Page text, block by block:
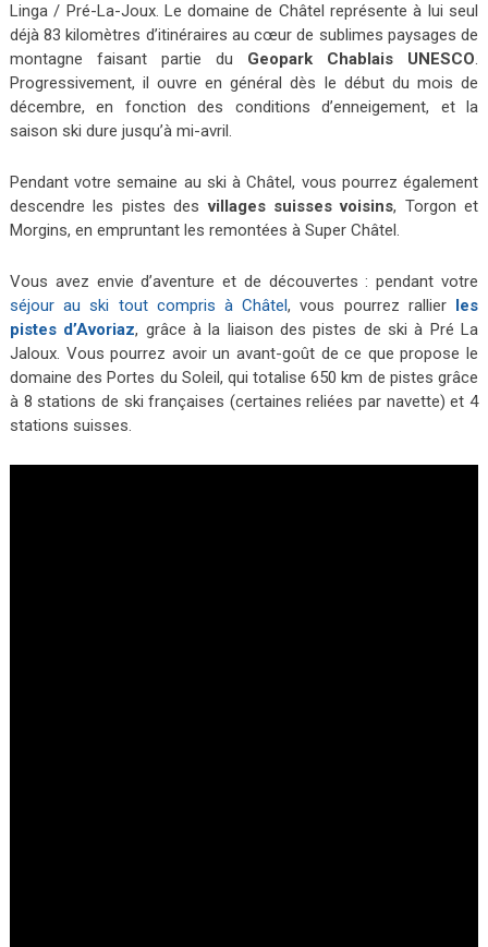
Linga / Pré-La-Joux. Le domaine de Châtel représente à lui seul
déjà 83 kilomètres d’itinéraires au cœur de sublimes paysages de
montagne faisant partie du Geopark Chablais UNESCO.
Progressivement, il ouvre en général dès le début du mois de
décembre, en fonction des conditions d’enneigement, et la
saison ski dure jusqu’à mi-avril.
Pendant votre semaine au ski à Châtel, vous pourrez également
descendre les pistes desvillages suisses voisins, Torgon et
Morgins, en empruntant les remontées à Super Châtel.
Vous avez envie d’aventure et de découvertes : pendant votre
séjour au ski tout compris à Châtel, vous pourrez rallier les
pistes d’Avoriaz, grâce à la liaison des pistes de ski à Pré La
Jaloux. Vous pourrez avoir un avant-goût de ce que propose le
domaine des Portes du Soleil, qui totalise 650 km de pistes grâce
à 8 stations de ski françaises (certaines reliées par navette) et 4
stations suisses.